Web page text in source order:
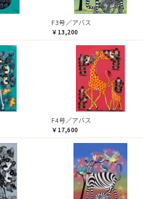
F3号／アバス
￥13,200
F4号／アバス
￥17,600